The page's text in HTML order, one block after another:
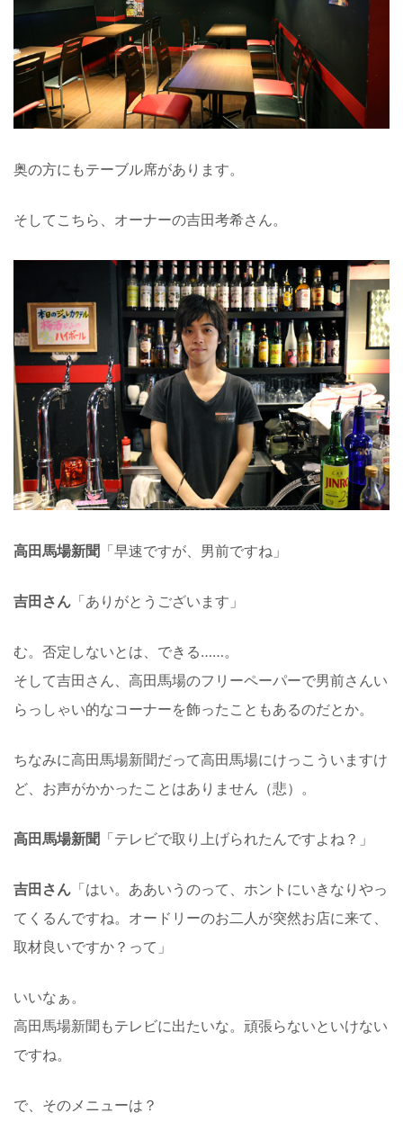
奥の方にもテーブル席があります。
そしてこちら、オーナーの吉田考希さん。
高田馬場新聞 「早速ですが、男前ですね」
吉田さん 「ありがとうございます」
む。否定しないとは、できる……。
そして吉田さん、高田馬場のフリーペーパーで男前さんい
らっしゃい的なコーナーを飾ったこともあるのだとか。
ちなみに高田馬場新聞だって高田馬場にけっこういますけ
ど、お声がかかったことはありません（悲）。
高田馬場新聞 「テレビで取り上げられたんですよね？」
吉田さん 「はい。ああいうのって、ホントにいきなりやっ
てくるんですね。オードリーのお二人が突然お店に来て、
取材良いですか？って」
いいなぁ。
高田馬場新聞もテレビに出たいな。頑張らないといけない
ですね。
で、そのメニューは？